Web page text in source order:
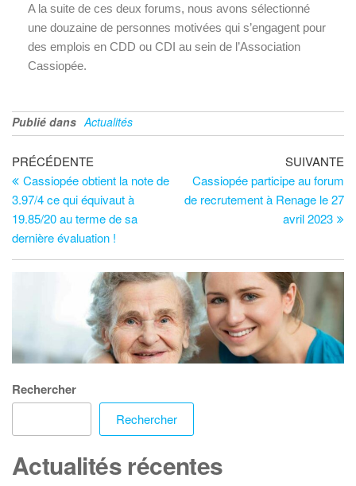
A la suite de ces deux forums, nous avons sélectionné
une douzaine de personnes motivées qui s’engagent pour
des emplois en CDD ou CDI au sein de l’Association
Cassiopée.
Publié dans Actualités
PRÉCÉDENTE
Cassiopée obtient la note de
3.97/4 ce qui équivaut à
19.85/20 au terme de sa
dernière évaluation !
SUIVANTE
Cassiopée participe au forum
de recrutement à Renage le 27
avril 2023
Rechercher
Rechercher
Actualités récentes